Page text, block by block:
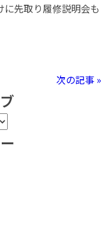
先取り履修説明会も
次の記事 »